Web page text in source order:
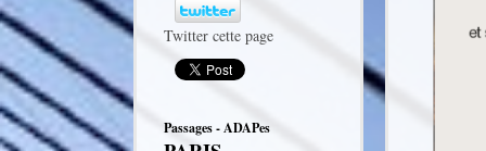
Twitter cette page
Passages - ADAPes